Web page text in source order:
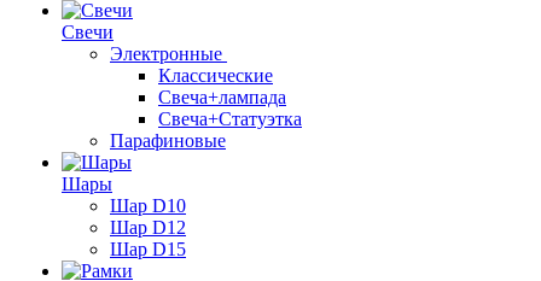
Свечи
Электронные
Классические
Свеча+лампада
Свеча+Статуэтка
Парафиновые
Шары
Шар D10
Шар D12
Шар D15